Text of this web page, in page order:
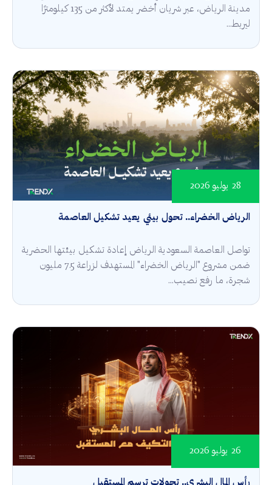
مدينة الرياض، عبر شريان أخضر يمتد لأكثر من 135 كيلومترًا
ليربط...
الرياض الخضراء.. تحول بيئي يعيد تشكيل العاصمة
28 يوليو 2026
تواصل العاصمة السعودية الرياض إعادة تشكيل بيئتها الحضرية
ضمن مشروع "الرياض الخضراء" المستهدف لزراعة 7.5 مليون
شجرة، ما رفع نصيب...
رأس المال البشري.. تحولات ترسم المستقبل
26 يوليو 2026